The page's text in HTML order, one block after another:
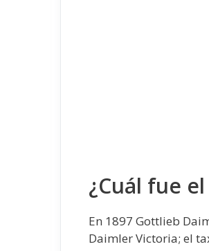
¿Cuál fue
En 1897 Gottlieb
Daimler Victoria; el